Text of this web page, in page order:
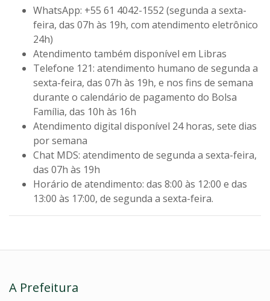
WhatsApp: +55 61 4042-1552 (segunda a sexta-
feira, das 07h às 19h, com atendimento eletrônico
24h)
Atendimento também disponível em Libras
Telefone 121: atendimento humano de segunda a
sexta-feira, das 07h às 19h, e nos fins de semana
durante o calendário de pagamento do Bolsa
Família, das 10h às 16h
Atendimento digital disponível 24 horas, sete dias
por semana
Chat MDS: atendimento de segunda a sexta-feira,
das 07h às 19h
Horário de atendimento: das 8:00 às 12:00 e das
13:00 às 17:00, de segunda a sexta-feira.
A Prefeitura